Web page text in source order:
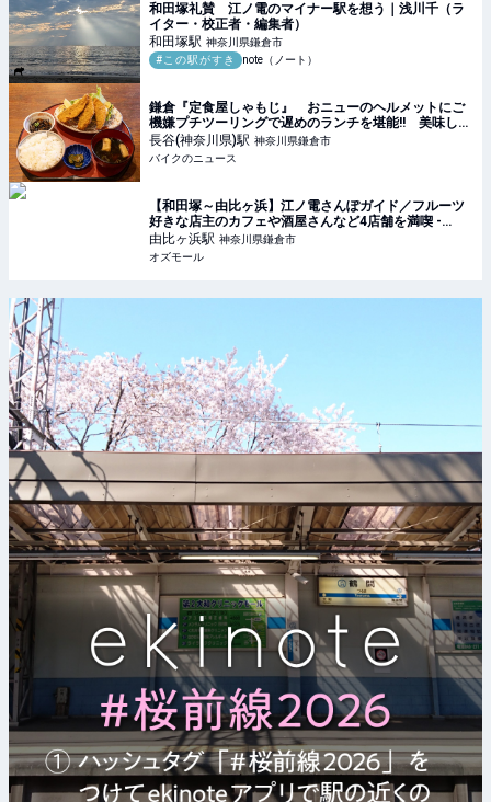
和田塚礼賛 江ノ電のマイナー駅を想う｜浅川千（ラ
イター・校正者・編集者）
和田塚駅 神奈川県鎌倉市
#この駅がすき
note（ノート）
鎌倉『定食屋しゃもじ』 おニューのヘルメットにご
機嫌プチツーリングで遅めのランチを堪能!! 美味しい
アジフライを求めて走る旅
長谷(神奈川県)駅 神奈川県鎌倉市
バイクのニュース
【和田塚～由比ヶ浜】江ノ電さんぽガイド／フルーツ
好きな店主のカフェや酒屋さんなど4店舗を満喫 -
OZmall
由比ヶ浜駅 神奈川県鎌倉市
オズモール